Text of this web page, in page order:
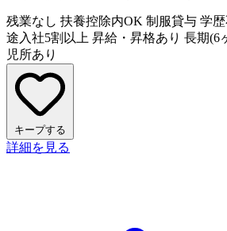
残業なし 扶養控除内OK 制服貸与 学
途入社5割以上 昇給・昇格あり 長期(6
児所あり
キープする
詳細を見る